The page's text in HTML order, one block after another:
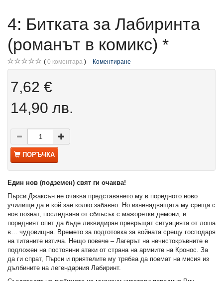
4: Битката за Лабиринта
(романът в комикс) *
0 коментара Коментиране
7,62 €
14,90 лв.
ПОРЪЧКА
Един нов (подземен) свят ги очаква!
Пърси Джаксън не очаква представянето му в поредното ново
училище да е кой зае колко забавно. Но изненадващата му среща с
нов познат, последвана от сблъсък с мажоретки демони, и
поредният опит да бъде ликвидиран превръщат ситуацията от лоша
в… чудовищна. Времето за подготовка за войната срещу господаря
на титаните изтича. Нещо повече – Лагерът на нечистокръвните е
подложен на постоянни атаки от страна на армиите на Кронос. За
да ги спрат, Пърси и приятелите му трябва да поемат на мисия из
дълбините на легендарния Лабиринт.